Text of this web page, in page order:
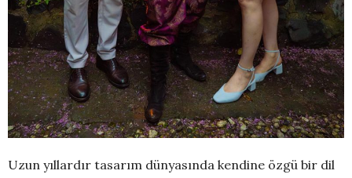
Uzun yıllardır tasarım dünyasında kendine özgü bir dil